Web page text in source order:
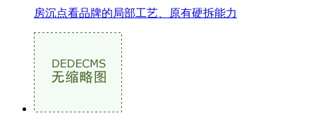
房沉点看品牌的局部工艺、原有硬拆能力